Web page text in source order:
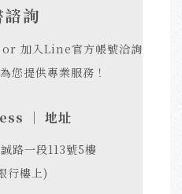
諮詢
or 加入Line官方帳號洽詢
您提供專業服務！
｜ 地址
路一段113號5樓
行樓上)